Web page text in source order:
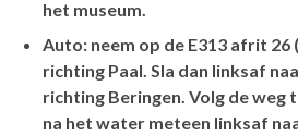
het museum.
Auto: neem op de E313 afrit 26
richting Paal. Sla dan linksaf
richting Beringen. Volg de weg
na het water meteen linksaf